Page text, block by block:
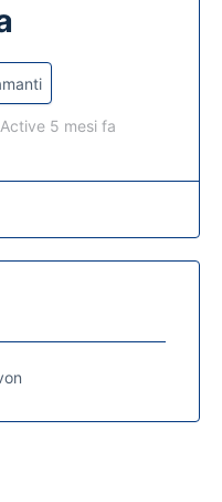
Active 5 mesi fa